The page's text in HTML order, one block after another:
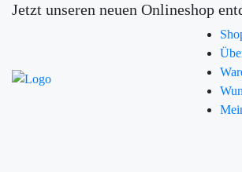
Jetzt unseren neuen Onlineshop